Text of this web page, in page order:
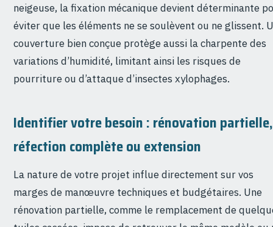
neigeuse, la fixation mécanique devient déterminante
éviter que les éléments ne se soulèvent ou ne glissent.
couverture bien conçue protège aussi la charpente des
variations d’humidité, limitant ainsi les risques de
pourriture ou d’attaque d’insectes xylophages.
Identifier votre besoin : rénovation partielle,
réfection complète ou extension
La nature de votre projet influe directement sur vos
marges de manœuvre techniques et budgétaires. Une
rénovation partielle, comme le remplacement de